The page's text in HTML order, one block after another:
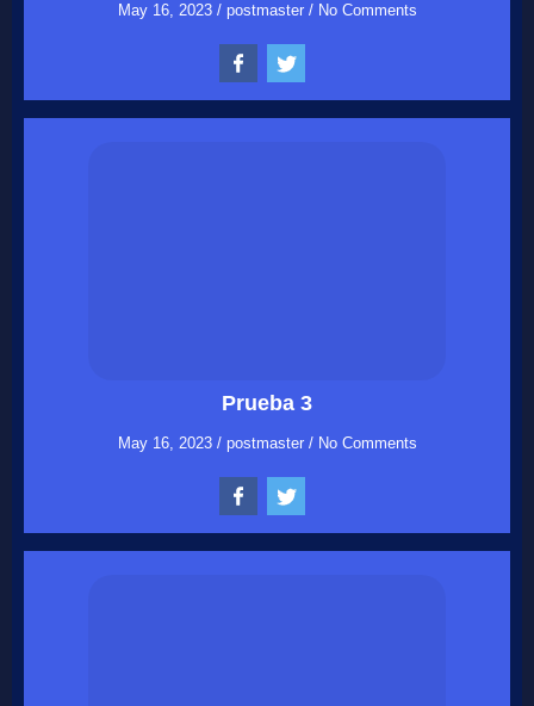
May 16, 2023/ postmaster/ No Comments
Prueba 3
May 16, 2023/ postmaster/ No Comments